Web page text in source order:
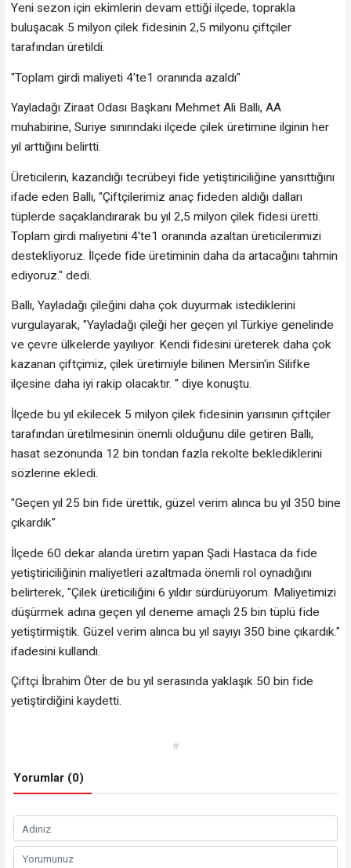
Yeni sezon için ekimlerin devam ettiği ilçede, toprakla
buluşacak 5 milyon çilek fidesinin 2,5 milyonu çiftçiler
tarafından üretildi.
"Toplam girdi maliyeti 4'te1 oranında azaldı"
Yayladağı Ziraat Odası Başkanı Mehmet Ali Ballı, AA
muhabirine, Suriye sınırındaki ilçede çilek üretimine ilginin her
yıl arttığını belirtti.
Üreticilerin, kazandığı tecrübeyi fide yetiştiriciliğine yansıttığını
ifade eden Ballı, "Çiftçilerimiz anaç fideden aldığı dalları
tüplerde saçaklandırarak bu yıl 2,5 milyon çilek fidesi üretti.
Toplam girdi maliyetini 4'te1 oranında azaltan üreticilerimizi
destekliyoruz. İlçede fide üretiminin daha da artacağını tahmin
ediyoruz." dedi.
Ballı, Yayladağı çileğini daha çok duyurmak istediklerini
vurgulayarak, "Yayladağı çileği her geçen yıl Türkiye genelinde
ve çevre ülkelerde yayılıyor. Kendi fidesini üreterek daha çok
kazanan çiftçimiz, çilek üretimiyle bilinen Mersin'in Silifke
ilçesine daha iyi rakip olacaktır. " diye konuştu.
İlçede bu yıl ekilecek 5 milyon çilek fidesinin yarısının çiftçiler
tarafından üretilmesinin önemli olduğunu dile getiren Ballı,
hasat sezonunda 12 bin tondan fazla rekolte beklediklerini
sözlerine ekledi.
"Geçen yıl 25 bin fide ürettik, güzel verim alınca bu yıl 350 bine
çıkardık"
İlçede 60 dekar alanda üretim yapan Şadi Hastaca da fide
yetiştiriciliğinin maliyetleri azaltmada önemli rol oynadığını
belirterek, "Çilek üreticiliğini 6 yıldır sürdürüyorum. Maliyetimizi
düşürmek adına geçen yıl deneme amaçlı 25 bin tüplü fide
yetiştirmiştik. Güzel verim alınca bu yıl sayıyı 350 bine çıkardık."
ifadesini kullandı.
Çiftçi İbrahim Öter de bu yıl serasında yaklaşık 50 bin fide
yetiştirdiğini kaydetti.
#
Yorumlar (0)